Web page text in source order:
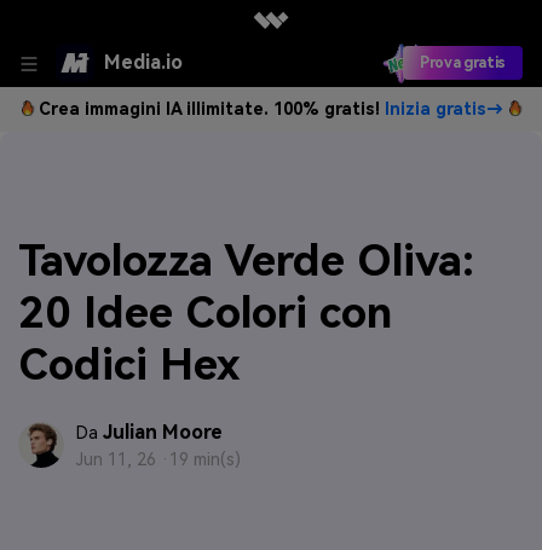
Media.io Prova gratis
Crea immagini IA illimitate. 100% gratis! Inizia gratis→
Tavolozza Verde Oliva:
20 Idee Colori con
Codici Hex
Da Julian Moore
Jun 11, 26 · 19 min(s)